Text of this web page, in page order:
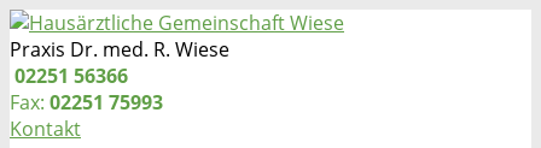
Zum
Inhalt
springen
Praxis Dr. med. R. Wiese
Telefon:
02251 56366
Fax: 02251 75993
Kontakt